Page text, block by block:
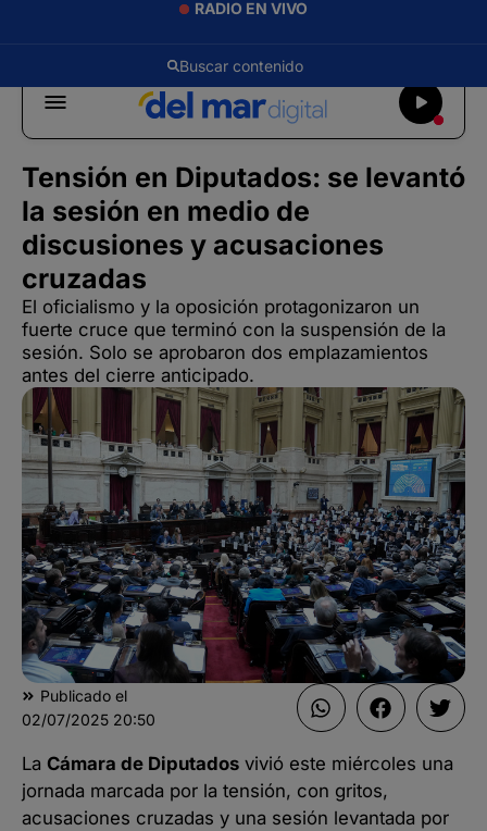
RADIO EN VIVO
Tensión en Diputados: se levantó
la sesión en medio de
discusiones y acusaciones
cruzadas
El oficialismo y la oposición protagonizaron un
fuerte cruce que terminó con la suspensión de la
sesión. Solo se aprobaron dos emplazamientos
antes del cierre anticipado.
Publicado el
02/07/2025 20:50
La Cámara de Diputados vivió este miércoles una
jornada marcada por la tensión, con gritos,
acusaciones cruzadas y una sesión levantada por